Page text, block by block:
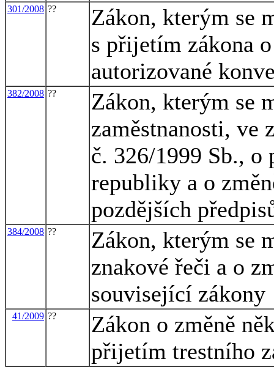
301/2008 ??
Zákon, kterým se
s přijetím zákona
autorizované
382/2008 ??
Zákon, kterým se
zaměstnanosti, ve
č. 326/1999 Sb., o
republiky a o
pozdějších
384/2008 ??
Zákon, kterým se
znakové řeči a o
související zákony
41/2009 ??
Zákon o změně
přijetím trestního